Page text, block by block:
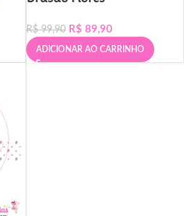
R$99,90 R$ 89,90
ADICIONAR AO CARRINHO